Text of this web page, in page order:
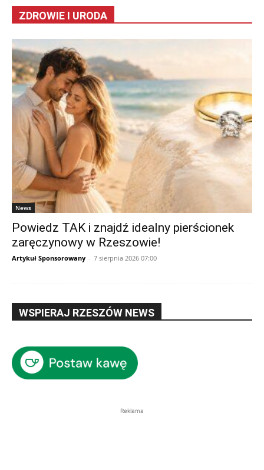
ZDROWIE I URODA
News
Powiedz TAK i znajdź idealny pierścionek
zaręczynowy w Rzeszowie!
Artykuł Sponsorowany - 7 sierpnia 2026 07:00
WSPIERAJ RZESZÓW NEWS
Reklama